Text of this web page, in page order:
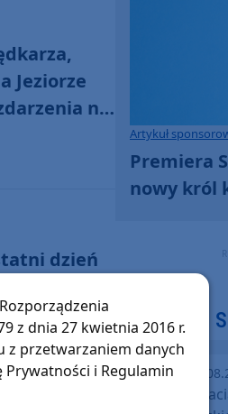
Jeziorze
nie
dzień
oraz
Artykuł
Premiera
nowy król
piątek,
Rawysa
z dnia 27 kwietnia 2016 r.
z przetwarzaniem danych
Prywatności i Regulamin